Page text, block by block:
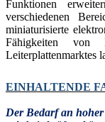
Funktionen
verschiedenen
miniaturisierte
Fähigkeiten von
Leiterplattenmarktes
EINHALTENDE
Der Bedarf an